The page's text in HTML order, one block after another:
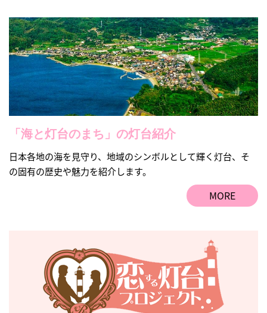
「海と灯台のまち」の灯台紹介
日本各地の海を見守り、地域のシンボルとして輝く灯台、そ
の固有の歴史や魅力を紹介します。
MORE